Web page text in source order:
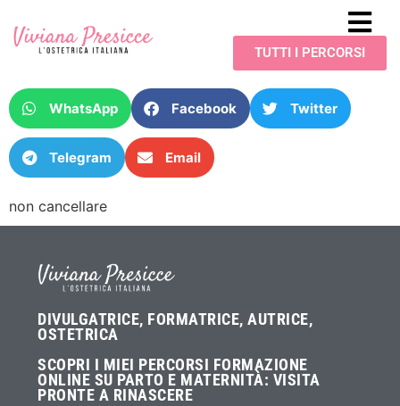
TUTTI I PERCORSI
WhatsApp Facebook Twitter
Telegram Email
non cancellare
DIVULGATRICE, FORMATRICE, AUTRICE,
OSTETRICA
SCOPRI I MIEI PERCORSI FORMAZIONE
ONLINE SU PARTO E MATERNITÀ: VISITA
PRONTE A RINASCERE